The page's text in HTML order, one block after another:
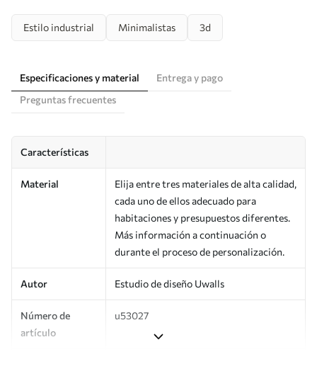
Estilo industrial Minimalistas 3d
Especificaciones y material
Entrega y pago
Preguntas frecuentes
Características
Material
Elija entre tres materiales de alta calidad,
cada uno de ellos adecuado para
habitaciones y presupuestos diferentes.
Más información a continuación o
durante el proceso de personalización.
Autor Estudio de diseño Uwalls
Número de
artículo
u53027